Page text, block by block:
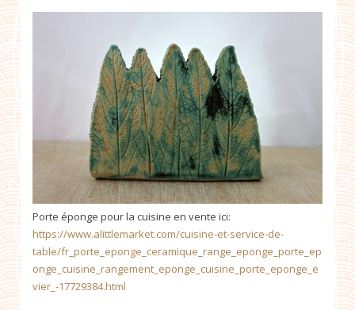
Porte éponge pour la cuisine en vente ici:
https://www.alittlemarket.com/cuisine-et-service-de-
table/fr_porte_eponge_ceramique_range_eponge_porte_ep
onge_cuisine_rangement_eponge_cuisine_porte_eponge_e
vier_-17729384.html